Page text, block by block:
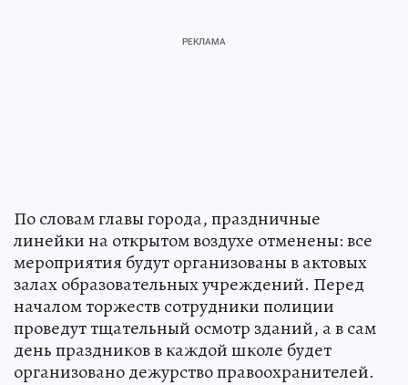
По словам главы города, праздничные
линейки на открытом воздухе отменены: все
мероприятия будут организованы в актовых
залах образовательных учреждений. Перед
началом торжеств сотрудники полиции
проведут тщательный осмотр зданий, а в сам
день праздников в каждой школе будет
организовано дежурство правоохранителей.